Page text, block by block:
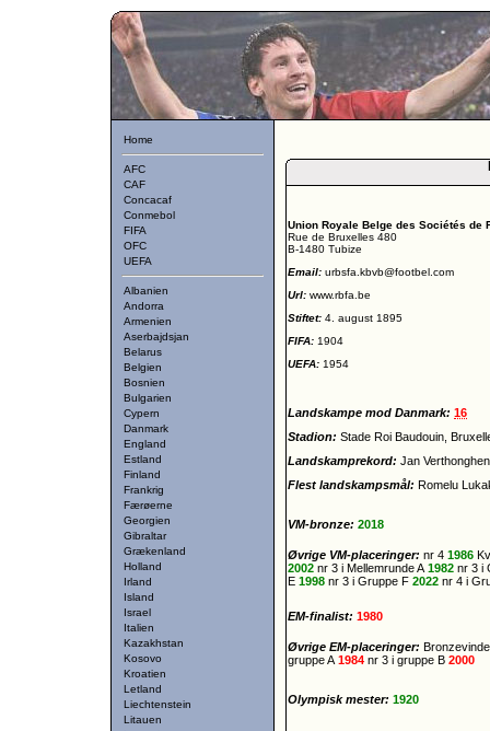
Home
AFC
CAF
Concacaf
Conmebol
FIFA
OFC
UEFA
Albanien
Andorra
Armenien
Aserbajdsjan
Belarus
Belgien
Bosnien
Bulgarien
Cypern
Danmark
England
Estland
Finland
Frankrig
Færøerne
Georgien
Gibraltar
Grækenland
Holland
Irland
Island
Israel
Italien
Kazakhstan
Kosovo
Kroatien
Letland
Liechtenstein
Litauen
Union Royale Belge des Sociétés de
Rue de Bruxelles 480
B-1480 Tubize
Email: urbsfa.kbvb@footbel.com
Url: www.rbfa.be
Stiftet: 4. august 1895
FIFA: 1904
UEFA: 1954
Landskampe mod Danmark: 16
Stadion: Stade Roi Baudouin,
Landskamprekord: Jan
Flest landskampsmål: Romelu
VM-bronze: 2018
Øvrige VM-placeringer: nr 4 1986
2002 nr 3 i Mellemrunde A 1982 nr 3 i
E 1998 nr 3 i Gruppe F 2022 nr 4 i
EM-finalist: 1980
Øvrige EM-placeringer:
gruppe A 1984 nr 3 i gruppe B 2000
Olympisk mester: 1920